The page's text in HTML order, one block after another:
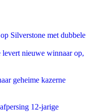
Silverstone met dubbele
levert nieuwe winnaar op,
geheime kazerne
12-jarige